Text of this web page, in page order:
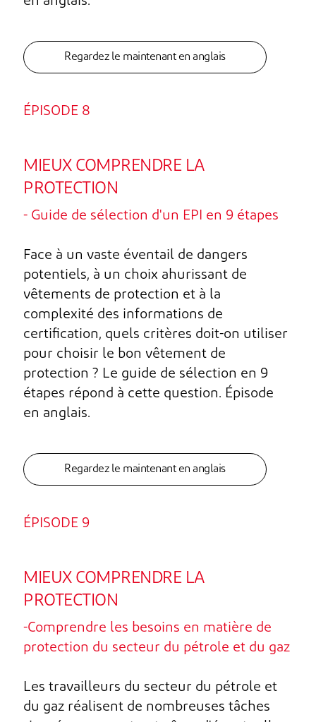
Regardez le maintenant en anglais
ÉPISODE 8
MIEUX COMPRENDRE LA
PROTECTION
- Guide de sélection d'un EPI en 9 étapes
Face à un vaste éventail de dangers
potentiels, à un choix ahurissant de
vêtements de protection et à la
complexité des informations de
certification, quels critères doit-on utiliser
pour choisir le bon vêtement de
protection ? Le guide de sélection en 9
étapes répond à cette question. Épisode
en anglais.
Regardez le maintenant en anglais
ÉPISODE 9
MIEUX COMPRENDRE LA
PROTECTION
-Comprendre les besoins en matière de
protection du secteur du pétrole et du gaz
Les travailleurs du secteur du pétrole et
du gaz réalisent de nombreuses tâches